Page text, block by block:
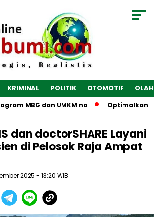
KRIMINAL POLITIK OTOMOTIF
MBG dan UMKM no Optimalkan
dan doctorSHARE Layani
di Pelosok Raja Ampat
2025 - 13:20 WIB